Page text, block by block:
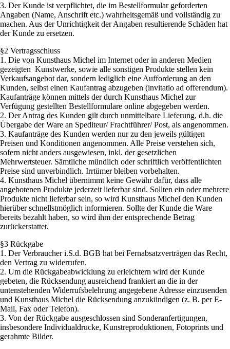
3. Der Kunde ist verpflichtet, die im Bestellformular geforderten
Angaben (Name, Anschrift etc.) wahrheitsgemäß und vollständig zu
machen. Aus der Unrichtigkeit der Angaben resultierende Schäden hat
der Kunde zu ersetzen.
§2 Vertragsschluss
1. Die von Kunsthaus Michel im Internet oder in anderen Medien
gezeigten Kunstwerke, sowie alle sonstigen Produkte stellen kein
Verkaufsangebot dar, sondern lediglich eine Aufforderung an den
Kunden, selbst einen Kaufantrag abzugeben (invitatio ad offerendum).
Kaufanträge können mittels der durch Kunsthaus Michel zur
Verfügung gestellten Bestellformulare online abgegeben werden.
2. Der Antrag des Kunden gilt durch unmittelbare Lieferung, d.h. die
Übergabe der Ware an Spediteur/ Frachtführer/ Post, als angenommen.
3. Kaufanträge des Kunden werden nur zu den jeweils gültigen
Preisen und Konditionen angenommen. Alle Preise verstehen sich,
sofern nicht anders ausgewiesen, inkl. der gesetzlichen
Mehrwertsteuer. Sämtliche mündlich oder schriftlich veröffentlichten
Preise sind unverbindlich. Irrtümer bleiben vorbehalten.
4. Kunsthaus Michel übernimmt keine Gewähr dafür, dass alle
angebotenen Produkte jederzeit lieferbar sind. Sollten ein oder mehrere
Produkte nicht lieferbar sein, so wird Kunsthaus Michel den Kunden
hierüber schnellstmöglich informieren. Sollte der Kunde die Ware
bereits bezahlt haben, so wird ihm der entsprechende Betrag
zurückerstattet.
§3 Rückgabe
1. Der Verbraucher i.S.d. BGB hat bei Fernabsatzverträgen das Recht,
den Vertrag zu widerrufen.
2. Um die Rückgabeabwicklung zu erleichtern wird der Kunde
gebeten, die Rücksendung ausreichend frankiert an die in der
untenstehenden Widerrufsbelehrung angegebene Adresse einzusenden
und Kunsthaus Michel die Rücksendung anzukündigen (z. B. per E-
Mail, Fax oder Telefon).
3. Von der Rückgabe ausgeschlossen sind Sonderanfertigungen,
insbesondere Individualdrucke, Kunstreproduktionen, Fotoprints und
gerahmte Bilder.